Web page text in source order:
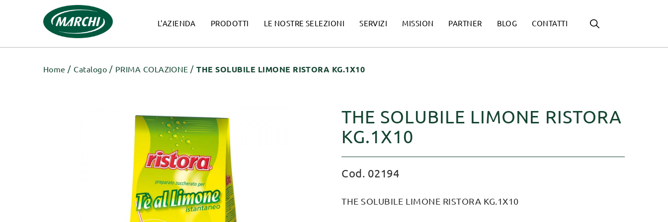
L'AZIENDA PRODOTTI LE NOSTRE SELEZIONI SERVIZI MISSION PARTNER BLOG CONTATTI
Home Catalogo PRIMA COLAZIONE THE SOLUBILE LIMONE RISTORA KG.1X10
THE SOLUBILE LIMONE RISTORA
KG.1X10
Cod. 02194
THE SOLUBILE LIMONE RISTORA KG.1X10